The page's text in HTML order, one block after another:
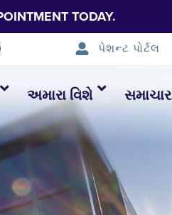
TODAY.
પેશન્ટ પોર્ટલ
અમારા વિશે સમાચાર